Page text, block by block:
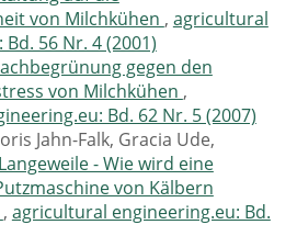
von Milchkühen , agricultural
56 Nr. 4 (2001)
gegen den
von Milchkühen ,
Bd. 62 Nr. 5 (2007)
Jahn-Falk, Gracia Ude,
- Wie wird eine
von Kälbern
, agricultural engineering.eu: Bd.